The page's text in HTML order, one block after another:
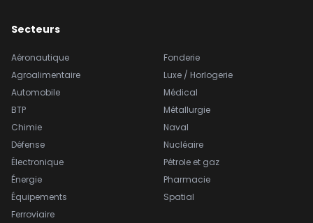
Secteurs
Aéronautique
Agroalimentaire
Automobile
BTP
Chimie
Défense
Électronique
Énergie
Équipements
Ferroviaire
Fonderie
Luxe / Horlogerie
Médical
Métallurgie
Naval
Nucléaire
Pétrole et gaz
Pharmacie
Spatial